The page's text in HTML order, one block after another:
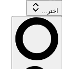
اختر...